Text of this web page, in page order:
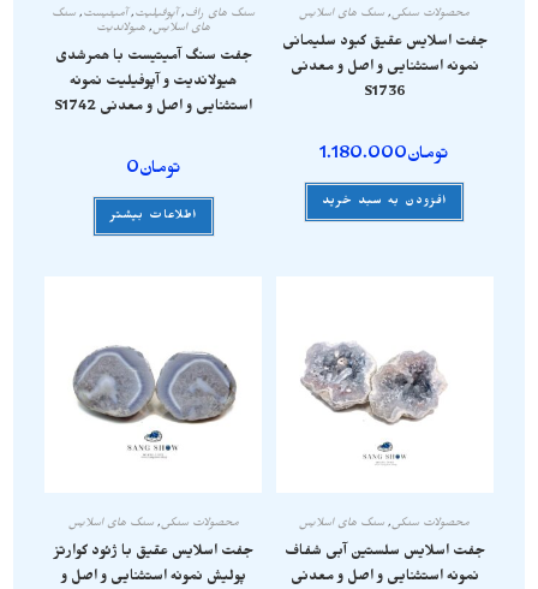
محصولات سنگی, سنگ های اسلایس
جفت اسلایس عقیق کبود سلیمانی
نمونه استثنایی و اصل و معدنی
S1736
تومان1.180.000
افزودن به سبد خرید
سنگ های راف,آپوفیلیت,آمیتیست, سنگ
های اسلایس, هیولاندیت
جفت سنگ آمیتیست با همرشدی
هیولاندیت و آپوفیلیت نمونه
استثنایی و اصل و معدنی S1742
تومان0
اطلاعات بیشتر
محصولات سنگی, سنگ های اسلایس
جفت اسلایس سلستین آبی شفاف
نمونه استثنایی و اصل و معدنی
محصولات سنگی,سنگ های اسلایس
جفت اسلایس عقیق با ژئود کوارتز
پولیش نمونه استثنایی و اصل و